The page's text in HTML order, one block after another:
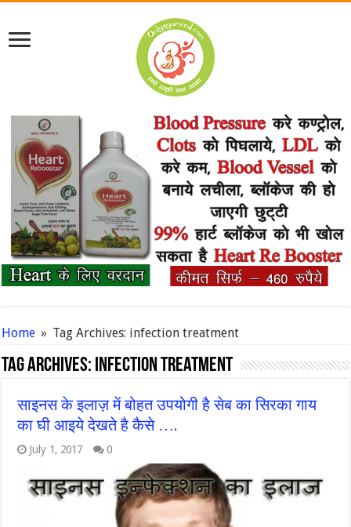
Home » Tag Archives: infection treatment
Tag Archives: infection treatment
साइनस के इलाज़ में बोहत उपयोगी है सेब का सिरका गाय
का घी आइये देखते है कैसे ….
July 1, 2017 0